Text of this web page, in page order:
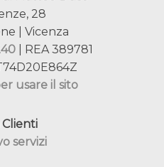
28
| Vicenza
| REA 389781
usare il sito
Clienti
servizi